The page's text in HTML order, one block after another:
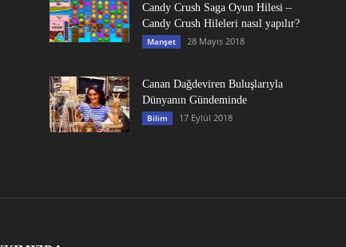
Candy Crush Saga Oyun Hilesi –
Candy Crush Hileleri nasıl yapılır?
Manşet 28 Mayıs 2018
Canan Dağdeviren Buluşlarıyla
Dünyanın Gündeminde
Bilim 17 Eylül 2018